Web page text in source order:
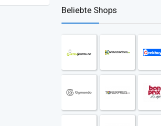
Beliebte Shops